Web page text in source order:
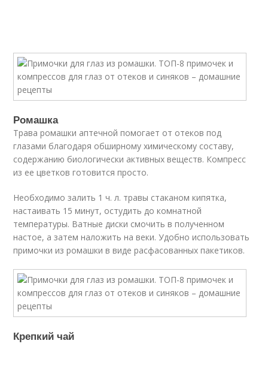
Ромашка
Трава ромашки аптечной помогает от отеков под
глазами благодаря обширному химическому составу,
содержанию биологически активных веществ. Компресс
из ее цветков готовится просто.
Необходимо залить 1 ч. л. травы стаканом кипятка,
настаивать 15 минут, остудить до комнатной
температуры. Ватные диски смочить в полученном
настое, а затем наложить на веки. Удобно использовать
примочки из ромашки в виде расфасованных пакетиков.
Крепкий чай